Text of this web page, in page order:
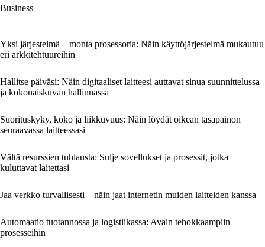
Business
Yksi järjestelmä – monta prosessoria: Näin käyttöjärjestelmä mukautuu
eri arkkitehtuureihin
Hallitse päiväsi: Näin digitaaliset laitteesi auttavat sinua suunnittelussa
ja kokonaiskuvan hallinnassa
Suorituskyky, koko ja liikkuvuus: Näin löydät oikean tasapainon
seuraavassa laitteessasi
Vältä resurssien tuhlausta: Sulje sovellukset ja prosessit, jotka
kuluttavat laitettasi
Jaa verkko turvallisesti – näin jaat internetin muiden laitteiden kanssa
Automaatio tuotannossa ja logistiikassa: Avain tehokkaampiin
prosesseihin